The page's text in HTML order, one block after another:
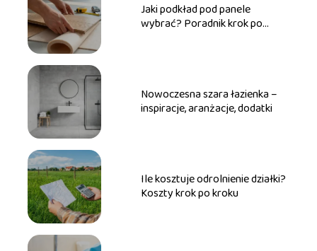
Jaki podkład pod panele
wybrać? Poradnik krok po
Nowoczesna szara łazienka –
inspiracje, aranżacje, dodatki
Ile kosztuje odrolnienie działki?
Koszty krok po kroku